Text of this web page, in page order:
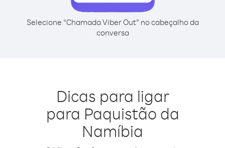
Selecione “Chamada Viber Out” no cabeçalho da
conversa
Dicas para ligar
para Paquistão da
Namíbia